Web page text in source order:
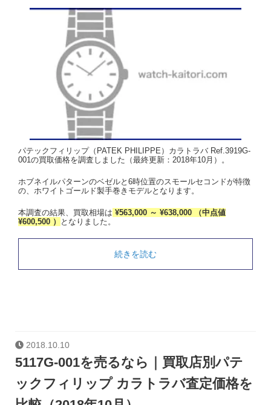
パテックフィリップ（PATEK PHILIPPE）カラトラバ Ref.3919G-
001の買取価格を調査しました（最終更新：2018年10月）。
ホブネイルパターンのベゼルと6時位置のスモールセコンドが特徴
の、ホワイトゴールド製手巻きモデルとなります。
本調査の結果、買取相場は ¥563,000 ～ ¥638,000 （中点値
¥600,500 ）
となりました。
続きを読む
2018.10.10
5117G-001を売るなら｜買取店別パテ
ックフィリップ カラトラバ査定価格を